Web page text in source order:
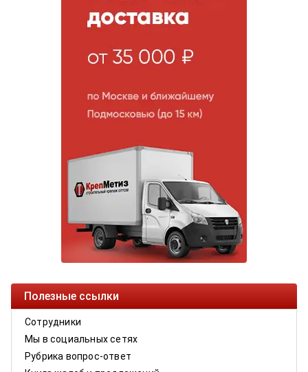
Полезные ссылки
Сотрудники
Мы в социальных сетях
Рубрика вопрос-ответ